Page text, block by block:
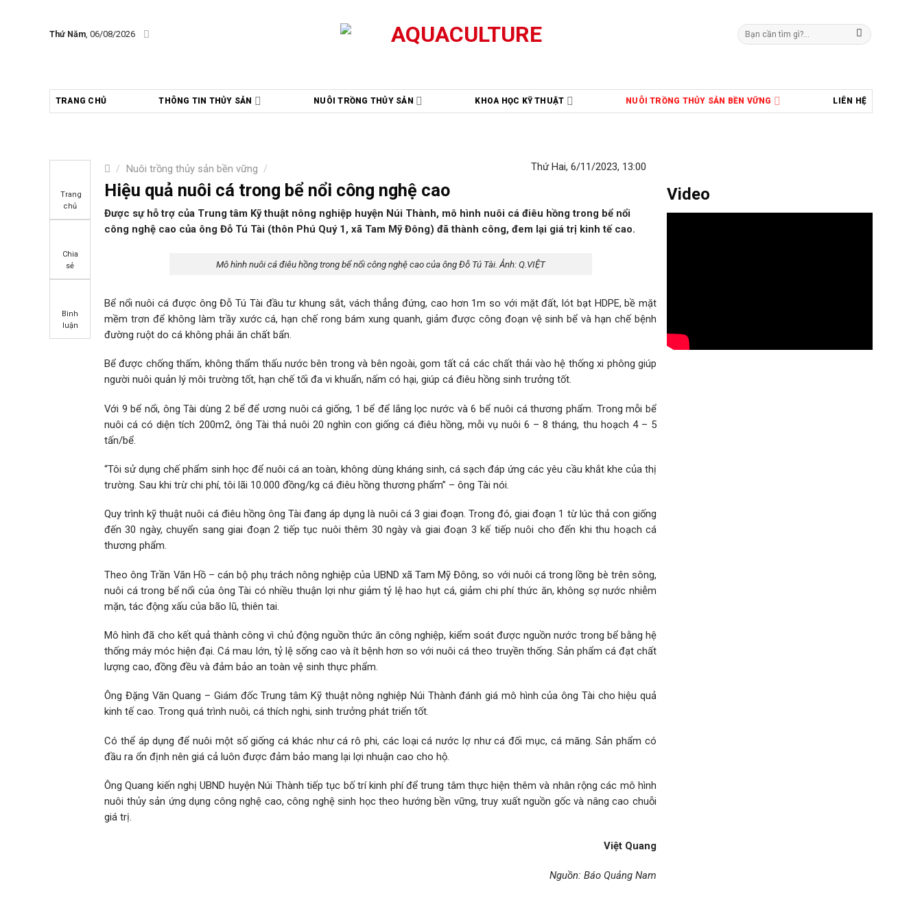
Thứ Năm, 06/08/2026
Tìm
kiếm:
TRANG CHỦ THÔNG TIN THỦY SẢN NUÔI TRỒNG THỦY SẢN KHOA HỌC KỸ THUẬT NUÔI TRỒNG THỦY SẢN BỀN VỮNG LIÊN HỆ
/ Nuôi trồng thủy sản bền vững /
Trang
chủ
Chia
sẻ
Bình
luận
Thứ Hai, 6/11/2023, 13:00
Hiệu quả nuôi cá trong bể nổi công nghệ cao
Được sự hỗ trợ của Trung tâm Kỹ thuật nông nghiệp huyện Núi Thành, mô hình nuôi cá điêu hồng trong bể nổi
công nghệ cao của ông Đỗ Tú Tài (thôn Phú Quý 1, xã Tam Mỹ Đông) đã thành công, đem lại giá trị kinh tế cao.
Mô hình nuôi cá điêu hồng trong bể nổi công nghệ cao của ông Đỗ Tú Tài. Ảnh: Q.VIỆT
Bể nổi nuôi cá được ông Đỗ Tú Tài đầu tư khung sắt, vách thẳng đứng, cao hơn 1m so với mặt đất, lót bạt HDPE, bề mặt
mềm trơn để không làm trầy xước cá, hạn chế rong bám xung quanh, giảm được công đoạn vệ sinh bể và hạn chế bệnh
đường ruột do cá không phải ăn chất bẩn.
Bể được chống thấm, không thẩm thấu nước bên trong và bên ngoài, gom tất cả các chất thải vào hệ thống xi phông giúp
người nuôi quản lý môi trường tốt, hạn chế tối đa vi khuẩn, nấm có hại, giúp cá điêu hồng sinh trưởng tốt.
Với 9 bể nổi, ông Tài dùng 2 bể để ương nuôi cá giống, 1 bể để lắng lọc nước và 6 bể nuôi cá thương phẩm. Trong mỗi bể
nuôi cá có diện tích 200m2, ông Tài thả nuôi 20 nghìn con giống cá điêu hồng, mỗi vụ nuôi 6 – 8 tháng, thu hoạch 4 – 5
tấn/bể.
“Tôi sử dụng chế phẩm sinh học để nuôi cá an toàn, không dùng kháng sinh, cá sạch đáp ứng các yêu cầu khắt khe của thị
trường. Sau khi trừ chi phí, tôi lãi 10.000 đồng/kg cá điêu hồng thương phẩm” – ông Tài nói.
Quy trình kỹ thuật nuôi cá điêu hồng ông Tài đang áp dụng là nuôi cá 3 giai đoạn. Trong đó, giai đoạn 1 từ lúc thả con giống
đến 30 ngày, chuyển sang giai đoạn 2 tiếp tục nuôi thêm 30 ngày và giai đoạn 3 kế tiếp nuôi cho đến khi thu hoạch cá
thương phẩm.
Theo ông Trần Văn Hồ – cán bộ phụ trách nông nghiệp của UBND xã Tam Mỹ Đông, so với nuôi cá trong lồng bè trên sông,
nuôi cá trong bể nổi của ông Tài có nhiều thuận lợi như giảm tỷ lệ hao hụt cá, giảm chi phí thức ăn, không sợ nước nhiễm
mặn, tác động xấu của bão lũ, thiên tai.
Mô hình đã cho kết quả thành công vì chủ động nguồn thức ăn công nghiệp, kiểm soát được nguồn nước trong bể bằng hệ
thống máy móc hiện đại. Cá mau lớn, tỷ lệ sống cao và ít bệnh hơn so với nuôi cá theo truyền thống. Sản phẩm cá đạt chất
lượng cao, đồng đều và đảm bảo an toàn vệ sinh thực phẩm.
Ông Đặng Văn Quang – Giám đốc Trung tâm Kỹ thuật nông nghiệp Núi Thành đánh giá mô hình của ông Tài cho hiệu quả
kinh tế cao. Trong quá trình nuôi, cá thích nghi, sinh trưởng phát triển tốt.
Có thể áp dụng để nuôi một số giống cá khác như cá rô phi, các loại cá nước lợ như cá đối mục, cá măng. Sản phẩm có
đầu ra ổn định nên giá cả luôn được đảm bảo mang lại lợi nhuận cao cho hộ.
Ông Quang kiến nghị UBND huyện Núi Thành tiếp tục bố trí kinh phí để trung tâm thực hiện thêm và nhân rộng các mô hình
nuôi thủy sản ứng dụng công nghệ cao, công nghệ sinh học theo hướng bền vững, truy xuất nguồn gốc và nâng cao chuỗi
giá trị.
Việt Quang
Nguồn: Báo Quảng Nam
Video